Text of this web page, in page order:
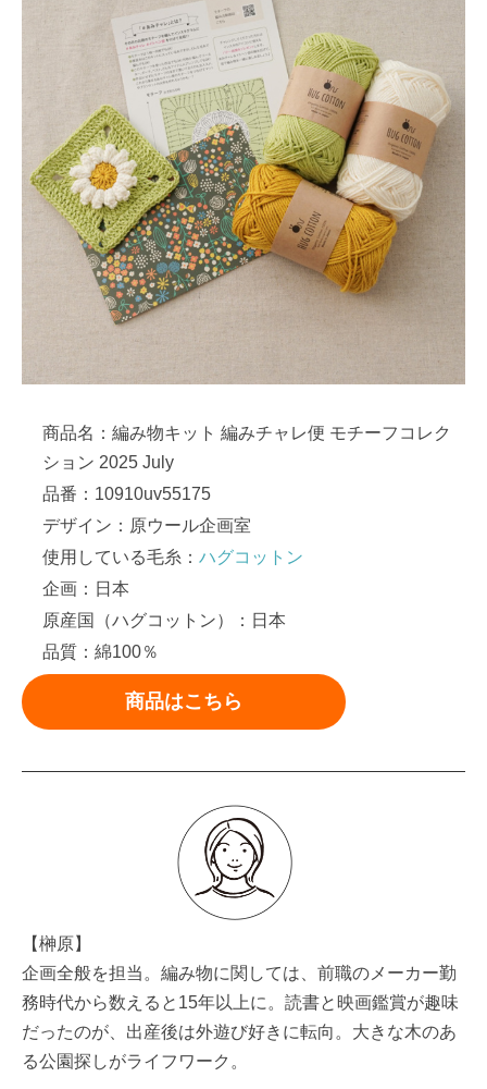
商品名：編み物キット 編みチャレ便 モチーフコレク
ション 2025 July
品番：10910uv55175
デザイン：原ウール企画室
使用している毛糸： ハグコットン
企画：日本
原産国（ハグコットン）：日本
品質：綿100％
商品はこちら
【榊原】
企画全般を担当。編み物に関しては、前職のメーカー勤
務時代から数えると15年以上に。読書と映画鑑賞が趣味
だったのが、出産後は外遊び好きに転向。大きな木のあ
る公園探しがライフワーク。